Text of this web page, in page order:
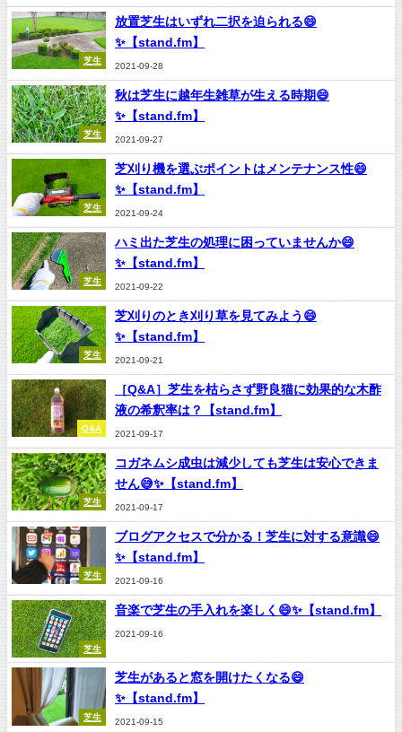
芝生
放置芝生はいずれ二択を迫られる😄
✨【stand.fm】
2021-09-28
芝生
秋は芝生に越年生雑草が生える時期😄
✨【stand.fm】
2021-09-27
芝生
芝刈り機を選ぶポイントはメンテナンス性😄
✨【stand.fm】
2021-09-24
芝生
ハミ出た芝生の処理に困っていませんか😄
✨【stand.fm】
2021-09-22
芝生
芝刈りのとき刈り草を見てみよう😄
✨【stand.fm】
2021-09-21
Q&A
［Q&A］芝生を枯らさず野良猫に効果的な木酢
液の希釈率は？【stand.fm】
2021-09-17
芝生
コガネムシ成虫は減少しても芝生は安心できま
せん😅✨【stand.fm】
2021-09-17
芝生
ブログアクセスで分かる！芝生に対する意識😄
✨【stand.fm】
2021-09-16
芝生
音楽で芝生の手入れを楽しく😄✨【stand.fm】
2021-09-16
芝生
芝生があると窓を開けたくなる😄
✨【stand.fm】
2021-09-15